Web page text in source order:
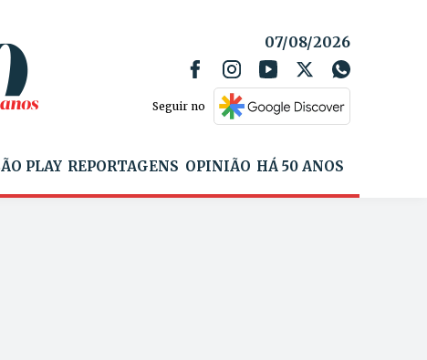
07/08/2026
Seguir no
PLAY REPORTAGENS OPINIÃO HÁ 50 ANOS